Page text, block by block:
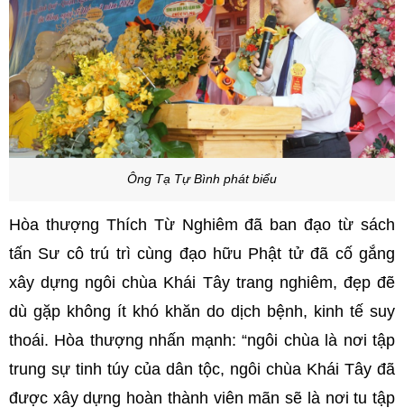
Ông Tạ Tự Bình phát biểu
Hòa thượng Thích Từ Nghiêm đã ban đạo từ sách
tấn Sư cô trú trì cùng đạo hữu Phật tử đã cố gắng
xây dựng ngôi chùa Khái Tây trang nghiêm, đẹp đẽ
dù gặp không ít khó khăn do dịch bệnh, kinh tế suy
thoái. Hòa thượng nhấn mạnh: “ngôi chùa là nơi tập
trung sự tinh túy của dân tộc, ngôi chùa Khái Tây đã
được xây dựng hoàn thành viên mãn sẽ là nơi tu tập